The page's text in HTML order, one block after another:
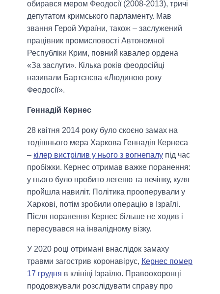
обирався мером Феодосії (2008-2013), тричі
депутатом кримського парламенту. Мав
звання Герой України, також – заслужений
працівник промисловості Автономної
Республіки Крим, повний кавалер ордена
«За заслуги». Кілька років феодосійці
називали Бартєнєва «Людиною року
Феодосії».
Геннадій Кернес
28 квітня 2014 року було скоєно замах на
тодішнього мера Харкова Геннадія Кернеса
– кілер вистрілив у нього з вогнепалу під час
пробіжки. Кернес отримав важке поранення:
у нього було пробито легеню та печінку, куля
пройшла навиліт. Політика прооперували у
Харкові, потім зробили операцію в Ізраїлі.
Після поранення Кернес більше не ходив і
пересувався на інвалідному візку.
У 2020 році отримані внаслідок замаху
травми загострив коронавірус, Кернес помер
17 грудня в клініці Ізраїлю. Правоохоронці
продовжували розслідувати справу про